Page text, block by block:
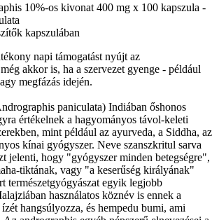
10%-os kivonat 400 mg x 100 kapszula -
kapszulában
napi támogatást nyújt az
akkor is, ha a szervezet gyenge - például
megfázás idején.
paniculata) Indiában őshonos
értékelnek a hagyományos távol-keleti
mint például az ayurveda, a Siddha, az
kínai gyógyszer. Neve szanszkritul sarva
jelenti, hogy "gyógyszer minden betegségre",
tiktának, vagy "a keserűség királyának"
természetgyógyászat egyik legjobb
használatos köznév is ennek a
hangsúlyozza, és hempedu bumi, ami